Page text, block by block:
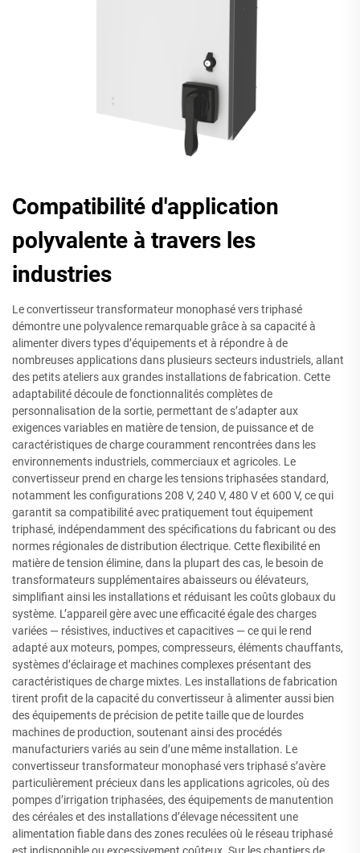
Compatibilité d'application
polyvalente à travers les
industries
Le convertisseur transformateur monophasé vers triphasé
démontre une polyvalence remarquable grâce à sa capacité à
alimenter divers types d’équipements et à répondre à de
nombreuses applications dans plusieurs secteurs industriels, allant
des petits ateliers aux grandes installations de fabrication. Cette
adaptabilité découle de fonctionnalités complètes de
personnalisation de la sortie, permettant de s’adapter aux
exigences variables en matière de tension, de puissance et de
caractéristiques de charge couramment rencontrées dans les
environnements industriels, commerciaux et agricoles. Le
convertisseur prend en charge les tensions triphasées standard,
notamment les configurations 208 V, 240 V, 480 V et 600 V, ce qui
garantit sa compatibilité avec pratiquement tout équipement
triphasé, indépendamment des spécifications du fabricant ou des
normes régionales de distribution électrique. Cette flexibilité en
matière de tension élimine, dans la plupart des cas, le besoin de
transformateurs supplémentaires abaisseurs ou élévateurs,
simplifiant ainsi les installations et réduisant les coûts globaux du
système. L’appareil gère avec une efficacité égale des charges
variées — résistives, inductives et capacitives — ce qui le rend
adapté aux moteurs, pompes, compresseurs, éléments chauffants,
systèmes d’éclairage et machines complexes présentant des
caractéristiques de charge mixtes. Les installations de fabrication
tirent profit de la capacité du convertisseur à alimenter aussi bien
des équipements de précision de petite taille que de lourdes
machines de production, soutenant ainsi des procédés
manufacturiers variés au sein d’une même installation. Le
convertisseur transformateur monophasé vers triphasé s’avère
particulièrement précieux dans les applications agricoles, où des
pompes d’irrigation triphasées, des équipements de manutention
des céréales et des installations d’élevage nécessitent une
alimentation fiable dans des zones reculées où le réseau triphasé